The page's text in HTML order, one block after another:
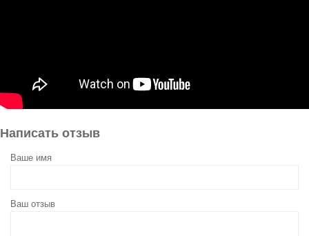
Написать отзыв
Ваше имя
Ваш отзыв